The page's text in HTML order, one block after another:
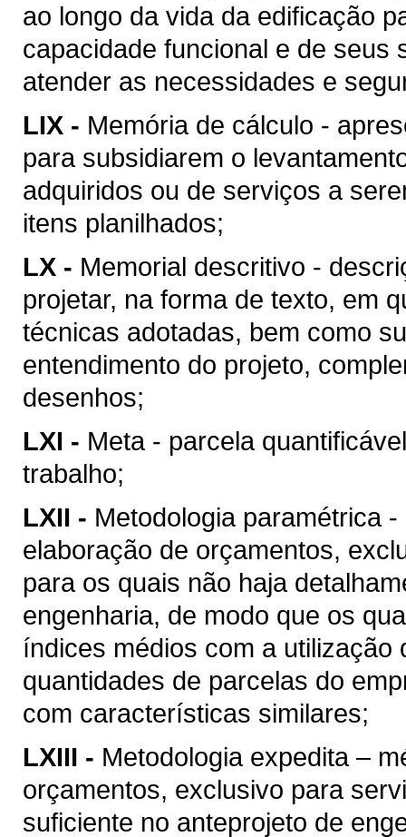
ao longo da vida da edificação
capacidade funcional e de seus
atender as necessidades e
LIX - Memória de cálculo -
para subsidiarem o
adquiridos ou de serviços a
itens planilhados;
LX - Memorial descritivo -
projetar, na forma de texto, em
técnicas adotadas, bem como
entendimento do projeto,
desenhos;
LXI - Meta - parcela
trabalho;
LXII - Metodologia paramétrica
elaboração de orçamentos,
para os quais não haja
engenharia, de modo que os
índices médios com a
quantidades de parcelas do
com características similares;
LXIII - Metodologia expedita –
orçamentos, exclusivo para
suficiente no anteprojeto de